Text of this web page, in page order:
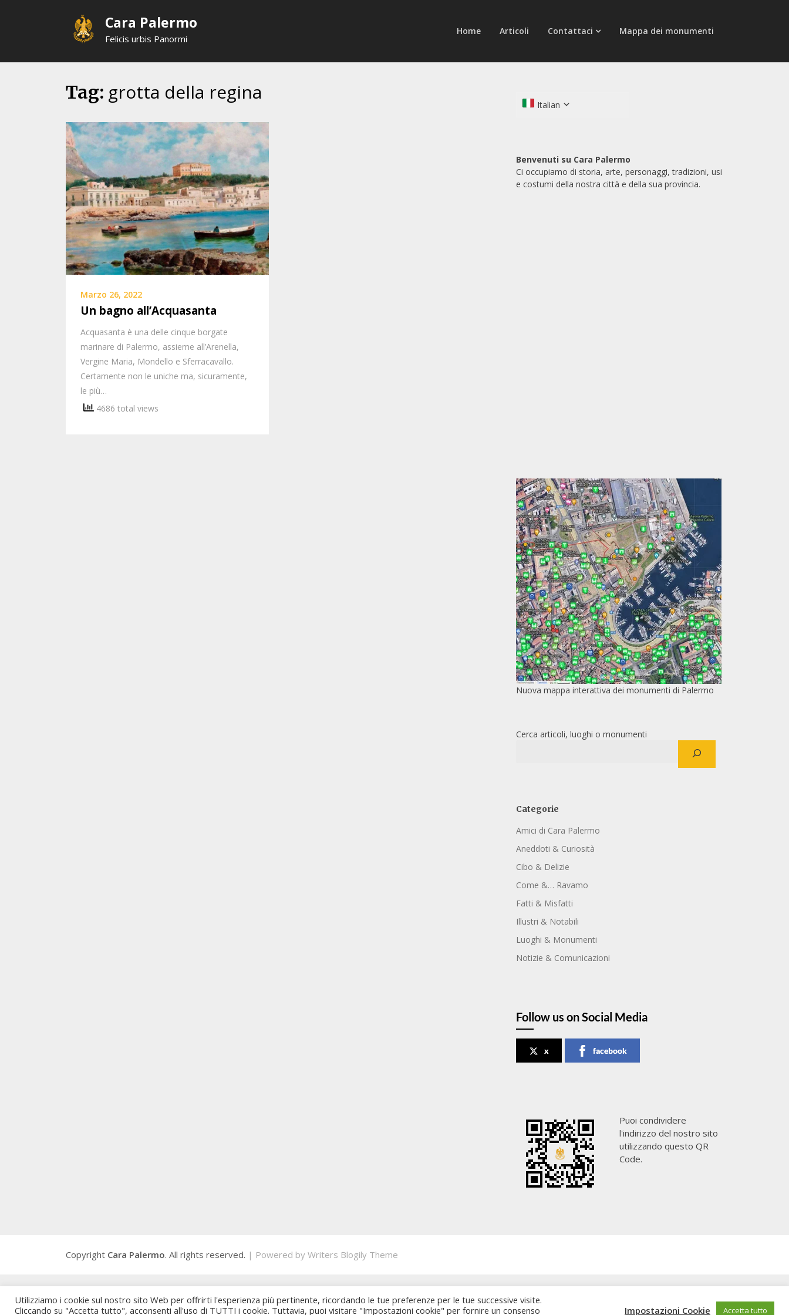
Cara Palermo
Felicis urbis Panormi
Home Articoli Contattaci Mappa dei monumenti
Tag: grotta della regina
Marzo 26, 2022
Un bagno all’Acquasanta
Acquasanta è una delle cinque borgate
marinare di Palermo, assieme all’Arenella,
Vergine Maria, Mondello e Sferracavallo.
Certamente non le uniche ma, sicuramente,
le più…
4686 total views
Italian
Benvenuti su Cara Palermo
Ci occupiamo di storia, arte, personaggi, tradizioni, usi
e costumi della nostra città e della sua provincia.
Nuova mappa interattiva dei monumenti di Palermo
Cerca articoli, luoghi o monumenti
Categorie
Amici di Cara Palermo
Aneddoti & Curiosità
Cibo & Delizie
Come &… Ravamo
Fatti & Misfatti
Illustri & Notabili
Luoghi & Monumenti
Notizie & Comunicazioni
Follow us on Social Media
x facebook
Puoi condividere
l'indirizzo del nostro sito
utilizzando questo QR
Code.
Copyright Cara Palermo. All rights reserved. | Powered by Writers Blogily Theme
Utilizziamo i cookie sul nostro sito Web per offrirti l'esperienza più pertinente, ricordando le tue preferenze per le tue successive visite.
Cliccando su "Accetta tutto", acconsenti all'uso di TUTTI i cookie. Tuttavia, puoi visitare "Impostazioni cookie" per fornire un consenso
Impostazioni Cookie Accetta tutto